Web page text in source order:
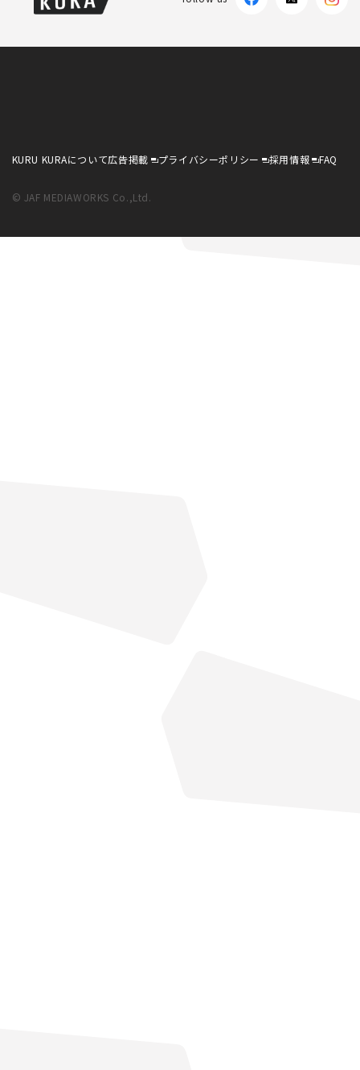
KURU KURAについて広告掲載 プライバシーポリシー 採用情報 FAQ
© JAF MEDIAWORKS Co.,Ltd.